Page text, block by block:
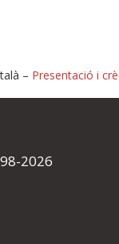
millora, ompliu els
– Presentació i
2026